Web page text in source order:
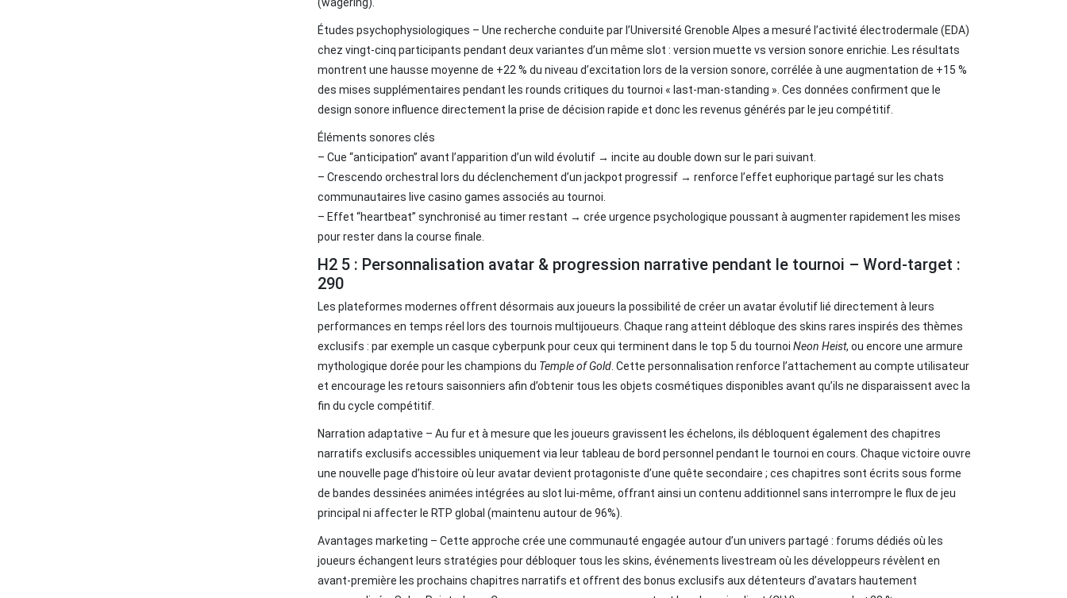
Études psychophysiologiques – Une recherche conduite par l’Université Grenoble Alpes a mesuré l’activité électrodermale (EDA)
chez vingt‑cinq participants pendant deux variantes d’un même slot : version muette vs version sonore enrichie. Les résultats
montrent une hausse moyenne de +22 % du niveau d’excitation lors de la version sonore, corrélée à une augmentation de +15 %
des mises supplémentaires pendant les rounds critiques du tournoi « last‑man‑standing ». Ces données confirment que le
design sonore influence directement la prise de décision rapide et donc les revenus générés par le jeu compétitif.
Éléments sonores clés
– Cue “anticipation” avant l’apparition d’un wild évolutif → incite au double down sur le pari suivant.
– Crescendo orchestral lors du déclenchement d’un jackpot progressif → renforce l’effet euphorique partagé sur les chats
communautaires live casino games associés au tournoi.
– Effet “heartbeat” synchronisé au timer restant → crée urgence psychologique poussant à augmenter rapidement les mises
pour rester dans la course finale.
H2 5 : Personnalisation avatar & progression narrative pendant le tournoi – Word‑target :
290
Les plateformes modernes offrent désormais aux joueurs la possibilité de créer un avatar évolutif lié directement à leurs
performances en temps réel lors des tournois multijoueurs. Chaque rang atteint débloque des skins rares inspirés des thèmes
exclusifs : par exemple un casque cyberpunk pour ceux qui terminent dans le top 5 du tournoiNeon Heist, ou encore une armure
mythologique dorée pour les champions du Temple of Gold . Cette personnalisation renforce l’attachement au compte utilisateur
et encourage les retours saisonniers afin d’obtenir tous les objets cosmétiques disponibles avant qu’ils ne disparaissent avec la
fin du cycle compétitif.
Narration adaptative – Au fur et à mesure que les joueurs gravissent les échelons, ils débloquent également des chapitres
narratifs exclusifs accessibles uniquement via leur tableau de bord personnel pendant le tournoi en cours. Chaque victoire ouvre
une nouvelle page d’histoire où leur avatar devient protagoniste d’une quête secondaire ; ces chapitres sont écrits sous forme
de bandes dessinées animées intégrées au slot lui‑même, offrant ainsi un contenu additionnel sans interrompre le flux de jeu
principal ni affecter le RTP global (maintenu autour de 96%).
Avantages marketing – Cette approche crée une communauté engagée autour d’un univers partagé : forums dédiés où les
joueurs échangent leurs stratégies pour débloquer tous les skins, événements livestream où les développeurs révèlent en
avant‑première les prochains chapitres narratifs et offrent des bonus exclusifs aux détenteurs d’avatars hautement